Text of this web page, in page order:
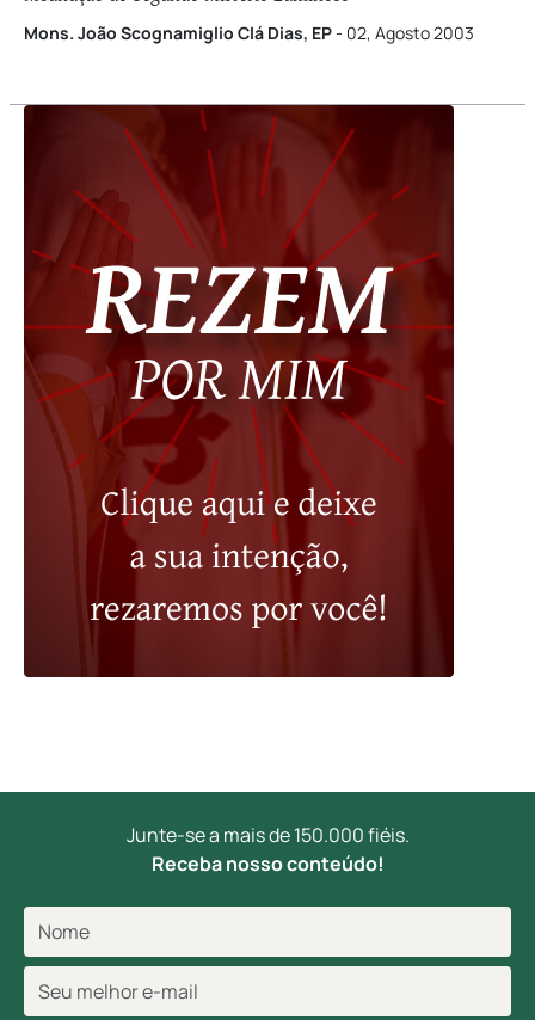
Mons. João Scognamiglio Clá Dias, EP- 02, Agosto 2003
Junte-se a mais de 150.000 fiéis.
Receba nosso conteúdo!